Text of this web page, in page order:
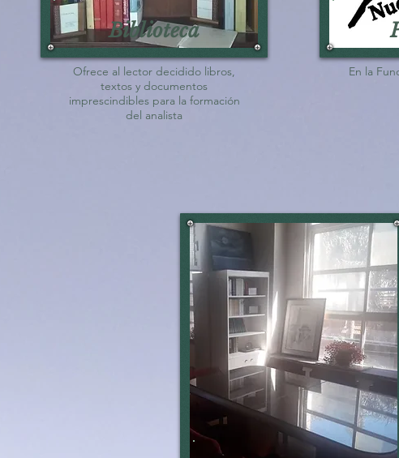
Biblioteca
Ofrece al lector decidido libros,
textos y documentos
imprescindibles para la formación
del analista
En la